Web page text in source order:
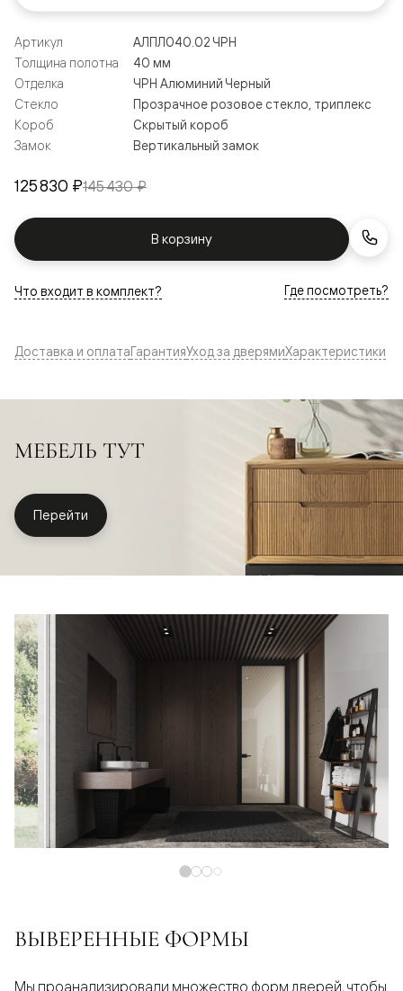
125 830 ₽145 430 ₽
В корзину
Артикул
АЛПЛ040.02 ЧРН
Толщина полотна
40 мм
Отделка
ЧРН Алюминий Черный
Стекло
Прозрачное розовое стекло, триплекс
Короб
Скрытый короб
Замок
Вертикальный замок
Что входит в комплект? Где посмотреть?
Доставка и оплатаГарантияУход за дверямиХарактеристики
МЕБЕЛЬ ТУТ
Перейти
ВЫВЕРЕННЫЕ ФОРМЫ
Мы проанализировали множество форм дверей, чтобы